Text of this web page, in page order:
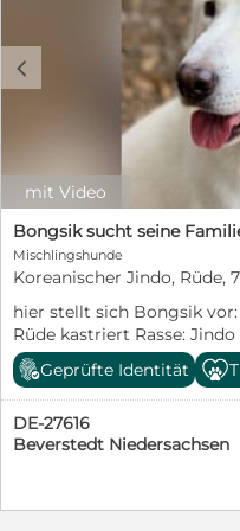
c
mit Video
Bongsik sucht seine
Mischlingshunde
Koreanischer Jindo, Rüde,
hier stellt sich Bongsik
Rüde kastriert Rasse: Jindo Mix Herkunft Südkorea
Alter: ca. 2019 geb. Schulterhöhe :46cm Gewicht: ca
20kg Vor drei Jahren kam
so unsicher in dieser Welt
Hände und freundliche
Leben immer noch warm
anderen Hunden versteht
Menschen manchmal ein
Geprüfte Identität
DE-27616
Beverstedt Niedersachsen